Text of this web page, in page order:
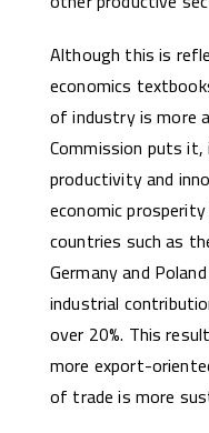
Although this is
economics
of industry is more
Commission puts
productivity and
economic
countries such as
Germany and
industrial
over 20%. This
more export-
of trade is more